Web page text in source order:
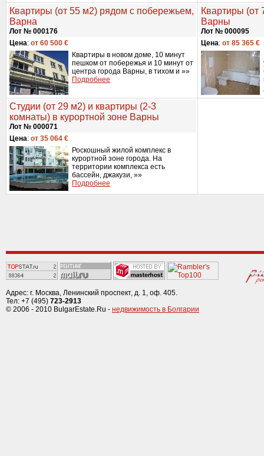
Квартиры (от 55 м2) рядом с побережьем,
Варна
Лот № 000176
Цена: от 60 500 €
Квартиры в новом доме, 10 минут
пешком от побережья и 10 минут от
центра города Варны, в тихом и »»
Подробнее
Квартиры (от
Варны
Лот № 000095
Цена: от 85 365 €
Студии (от 29 м2) и квартиры (2-3
комнаты) в курортной зоне Варны
Лот № 000071
Цена: от 35 064 €
Роскошный жилой комплекс в
курортной зоне города. На
территории комплекса есть
бассейн, джакузи, »»
Подробнее
Адрес: г. Москва, Ленинский проспект, д. 1, оф. 405.
Тел: +7 (495) 723-2913
© 2006 - 2010 BulgarEstate.Ru - недвижимость в Болгарии